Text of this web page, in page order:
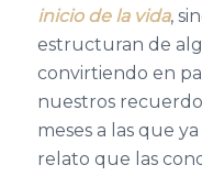
inicio de la vida,
estructuran de
convirtiendo en
nuestros
meses a las que
relato que las